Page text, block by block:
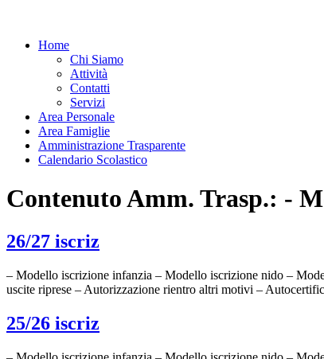
Home
Chi Siamo
Attività
Contatti
Servizi
Area Personale
Area Famiglie
Amministrazione Trasparente
Calendario Scolastico
Contenuto Amm. Trasp.: -
26/27 iscriz
– Modello iscrizione infanzia – Modello iscrizione nido –
uscite riprese – Autorizzazione rientro altri motivi –
25/26 iscriz